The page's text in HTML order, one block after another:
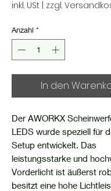
inkl. USt zzgl.
Anzahl *
In den
Der AWORKX
LEDS wurde speziell für
Setup entwickelt. Das
leistungsstarke und
Vorderlicht ist äußerst
besitzt eine hohe